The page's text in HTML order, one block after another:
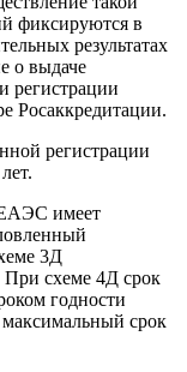
фиксируются в
результатах
о выдаче
регистрации
Росаккредитации.
регистрации
ЕАЭС имеет
3Д
При схеме 4Д срок
годности
срок